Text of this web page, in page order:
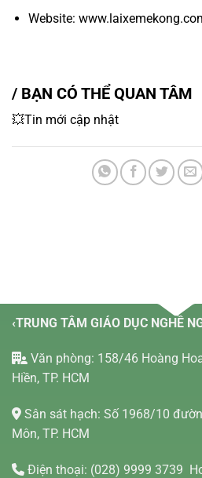
Website:
/ BẠN CÓ THỂ QUAN TÂM
💥Tin mới cập nhật
‹TRUNG TÂM GIÁO DỤC NGHỀ
Văn phòng: 158/46 Hoàng
Hiền, TP. HCM
Sân sát hạch: Số 1968/10
Môn, TP. HCM
Điện thoại: (028) 9999 3739